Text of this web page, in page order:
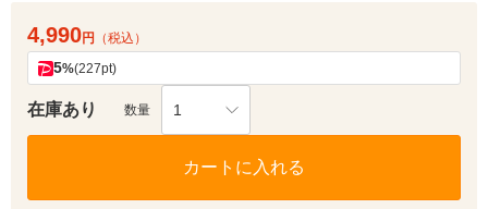
4,990円 （税込）
5%(227pt)
在庫あり 数量 1
カートに入れる